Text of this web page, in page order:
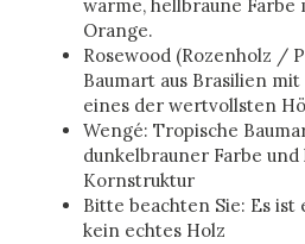
warme, hellbraune Farbe
Orange.
Rosewood (Rozenholz /
Baumart aus Brasilien
eines der wertvollsten
Wengé: Tropische
dunkelbrauner Farbe
Kornstruktur
Bitte beachten Sie: Es
kein echtes Holz